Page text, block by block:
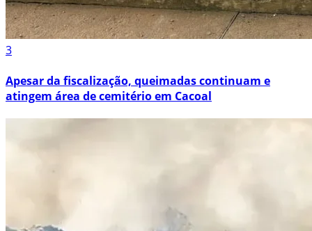
3
Apesar da fiscalização, queimadas continuam e
atingem área de cemitério em Cacoal